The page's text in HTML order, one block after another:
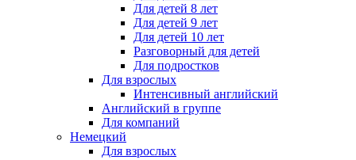
Для детей 8 лет
Для детей 9 лет
Для детей 10 лет
Разговорный для детей
Для подростков
Для взрослых
Интенсивный английский
Английский в группе
Для компаний
Немецкий
Для взрослых